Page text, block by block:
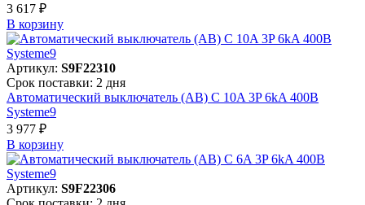
3 617 ₽
В корзинy
Артикул: S9F22310
Срок поставки: 2 дня
Автоматический выключатель (АВ) C 10A 3P 6kA 400В
Systeme9
3 977 ₽
В корзинy
Артикул: S9F22306